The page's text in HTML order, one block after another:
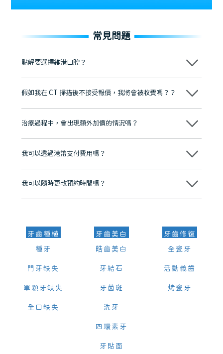
常見問題
點解要選擇維港口腔？
維港口腔踐行「醫道濟世」的大學校訓，各分院匯聚來自香港、內地的
牌」、「2025香港企業領袖品牌」，是諾貝爾種植系統全球放心植牙中
至今已服務超過三十個國家和地區的顧客，受到粵港澳大灣區及周邊城
市市民極高的口碑評價及信任推薦 珠海、深圳設有八大分院，香港亦設
有咨詢及服務保障中心，有任何問題都可以隨時預約免費咨詢，讓人十
假如我在 CT 掃描後不接受報價，我將會被收費嗎？？
不會！只要未開始實際服務之前，你不會被收取任何費用。
治療過程中，會出現額外加價的情況嗎？
不會，治療前我們會詳細說明治療方案及對應的價錢，顧客同意並簽字
我可以透過港幣支付費用嗎？
可以。維港口腔會按照當日匯率轉算收取費用，而匯率會及時告知客人
我可以隨時更改預約時間嗎？
可以，請盡早通過wechat或whatsapp聯絡我們，告知我們你原本預約
牙齒種植
種牙
門牙缺失
單顆牙缺失
全口缺失
牙齒美白
皓齒美白
牙結石
牙菌斑
洗牙
四環素牙
牙貼面
牙齒修復
全瓷牙
活動義齒
烤瓷牙